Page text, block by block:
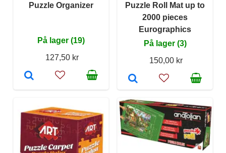
Puzzle Organizer
På lager (19)
127,50 kr
Puzzle Roll Mat up to
2000 pieces
Eurographics
På lager (3)
150,00 kr